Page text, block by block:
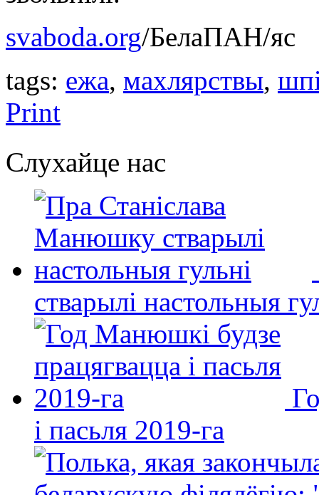
svaboda.org/БелаПАН/яс
tags: ежа, махлярствы,
Print
Слухайце нас
стварылі настольныя
і пасьля 2019-га